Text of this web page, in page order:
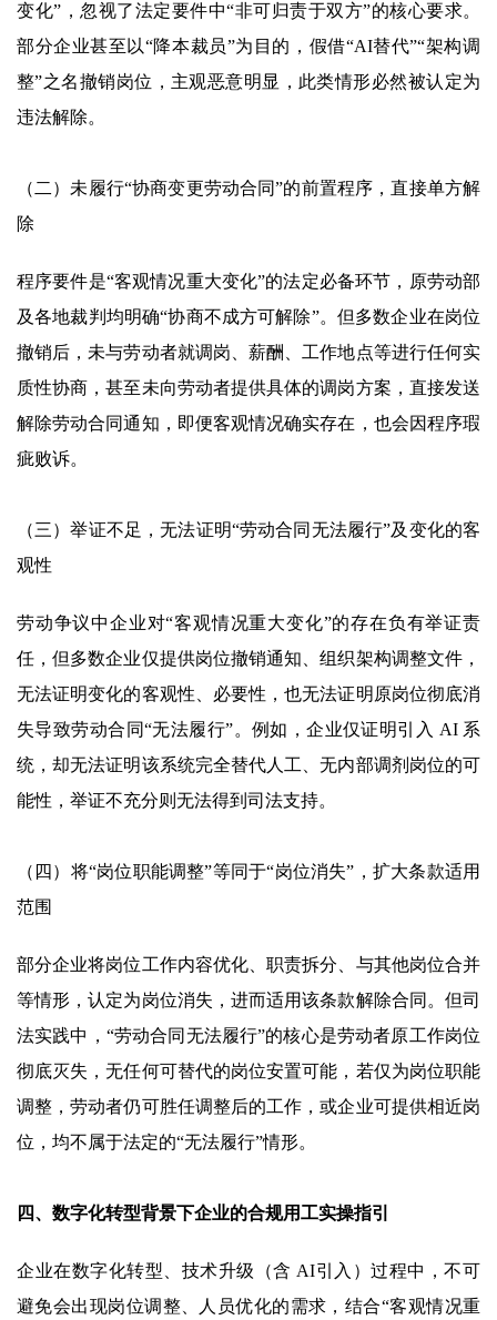
变化”，忽视了法定要件中“非可归责于双方”的核心要求。
部分企业甚至以“降本裁员”为目的，假借“AI替代”“架构调
整”之名撤销岗位，主观恶意明显，此类情形必然被认定为
违法解除。
（二）未履行“协商变更劳动合同”的前置程序，直接单方解
除
程序要件是“客观情况重大变化”的法定必备环节，原劳动部
及各地裁判均明确“协商不成方可解除”。但多数企业在岗位
撤销后，未与劳动者就调岗、薪酬、工作地点等进行任何实
质性协商，甚至未向劳动者提供具体的调岗方案，直接发送
解除劳动合同通知，即便客观情况确实存在，也会因程序瑕
疵败诉。
（三）举证不足，无法证明“劳动合同无法履行”及变化的客
观性
劳动争议中企业对“客观情况重大变化”的存在负有举证责
任，但多数企业仅提供岗位撤销通知、组织架构调整文件，
无法证明变化的客观性、必要性，也无法证明原岗位彻底消
失导致劳动合同“无法履行”。例如，企业仅证明引入 AI 系
统，却无法证明该系统完全替代人工、无内部调剂岗位的可
能性，举证不充分则无法得到司法支持。
（四）将“岗位职能调整”等同于“岗位消失”，扩大条款适用
范围
部分企业将岗位工作内容优化、职责拆分、与其他岗位合并
等情形，认定为岗位消失，进而适用该条款解除合同。但司
法实践中，“劳动合同无法履行”的核心是劳动者原工作岗位
彻底灭失，无任何可替代的岗位安置可能，若仅为岗位职能
调整，劳动者仍可胜任调整后的工作，或企业可提供相近岗
位，均不属于法定的“无法履行”情形。
四、数字化转型背景下企业的合规用工实操指引
企业在数字化转型、技术升级（含 AI引入）过程中，不可
避免会出现岗位调整、人员优化的需求，结合“客观情况重